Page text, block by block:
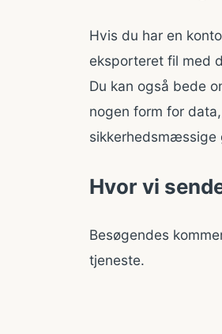
Hvis du har en
eksporteret fil med
Du kan også bede
nogen form for
sikkerhedsmæssige
Hvor vi
Besøgendes
tjeneste.